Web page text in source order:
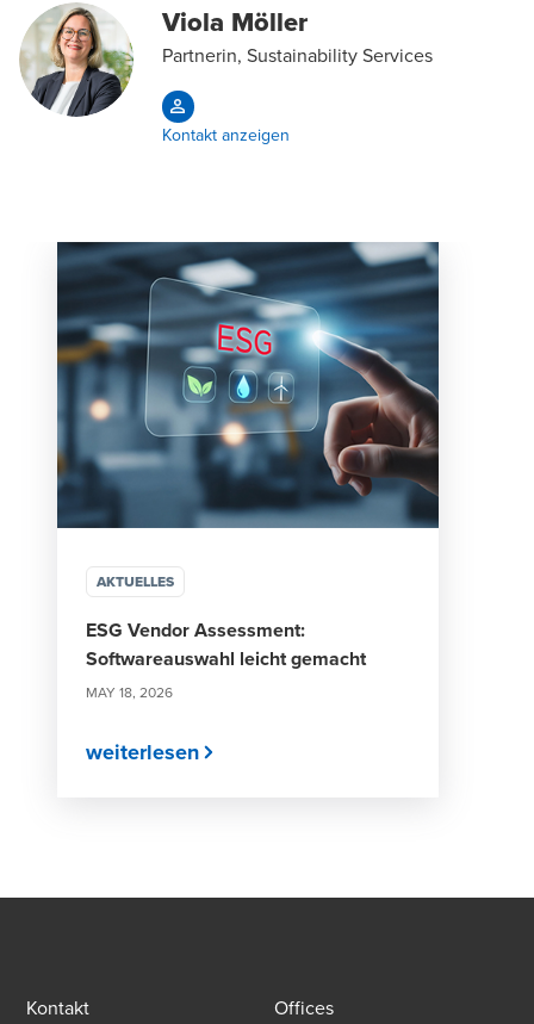
Viola Möller
Partnerin, Sustainability Services
Kontakt anzeigen
AKTUELLES
ESG Vendor Assessment:
Softwareauswahl leicht gemacht
MAY 18, 2026
weiterlesen
Kontakt Offices